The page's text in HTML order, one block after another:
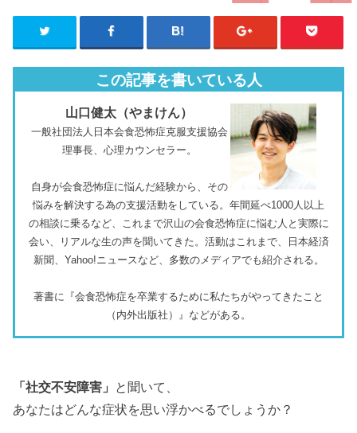
この記事を書いている人
山口健太（やまけん）
一般社団法人日本会食恐怖症克服支援協会
理事長、心理カウンセラー。
自身が会食恐怖症に悩んだ経験から、その
悩みを解決する為の支援活動をしている。年間延べ1000人以上
の相談に乗るなど、これまで沢山の会食恐怖症に悩む人と実際に
会い、リアルな生の声を聞いてきた。活動はこれまで、日本経済
新聞、Yahoo!ニュースなど、多数のメディアでも紹介される。
著書に『会食恐怖症を卒業するために私たちがやってきたこと
（内外出版社）』などがある。
「社交不安障害」 と聞いて、
あなたはどんな症状を思い浮かべるでしょうか？